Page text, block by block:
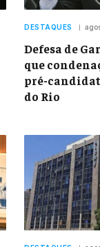
DESTAQUES
Defesa de
que
pré-
do Rio